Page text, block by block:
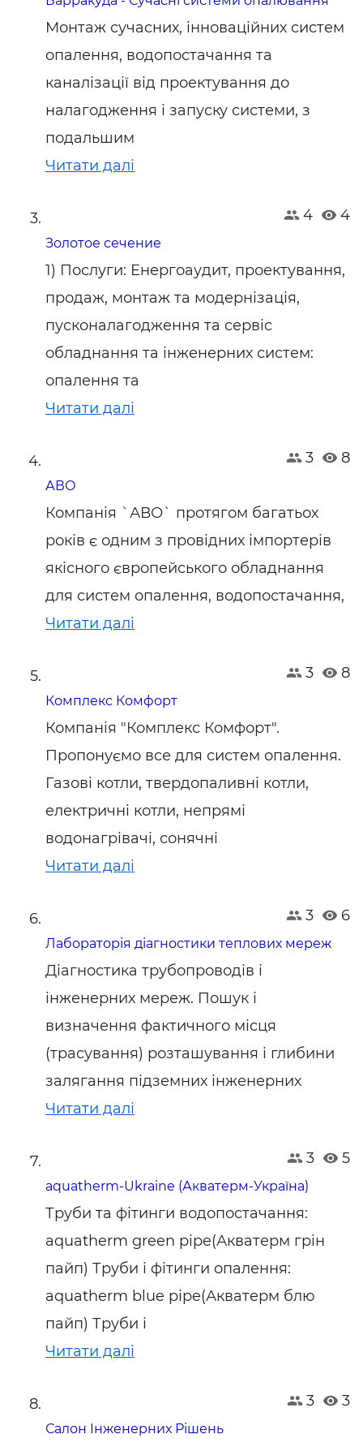
Монтаж сучасних, інноваційних систем
опалення, водопостачання та
каналізації від проектування до
налагодження і запуску системи, з
подальшим
Читати далі
4 4
Золотое сечение
1) Послуги: Енергоаудит, проектування,
продаж, монтаж та модернізація,
пусконалагодження та сервіс
обладнання та інженерних систем:
опалення та
Читати далі
3 8
АВО
Компанія `АВО` протягом багатьох
років є одним з провідних імпортерів
якісного європейського обладнання
для систем опалення, водопостачання,
Читати далі
3 8
Комплекс Комфорт
Компанія "Комплекс Комфорт".
Пропонуємо все для систем опалення.
Газові котли, твердопаливні котли,
електричні котли, непрямі
водонагрівачі, сонячні
Читати далі
3 6
Лабораторія діагностики теплових мереж
Діагностика трубопроводів і
інженерних мереж. Пошук і
визначення фактичного місця
(трасування) розташування і глибини
залягання підземних інженерних
Читати далі
3 5
aquatherm-Ukraine (Акватерм-Україна)
Труби та фітинги водопостачання:
aquatherm green pipe(Акватерм грін
пайп) Труби і фітинги опалення:
aquatherm blue pipe(Акватерм блю
пайп) Труби і
Читати далі
3 3
Салон Інженерних Рішень